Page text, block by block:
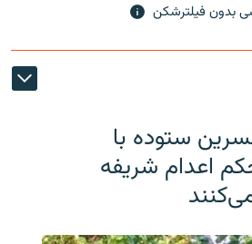
بدون فیلترشکن
ستوده با
اعدام شریفه